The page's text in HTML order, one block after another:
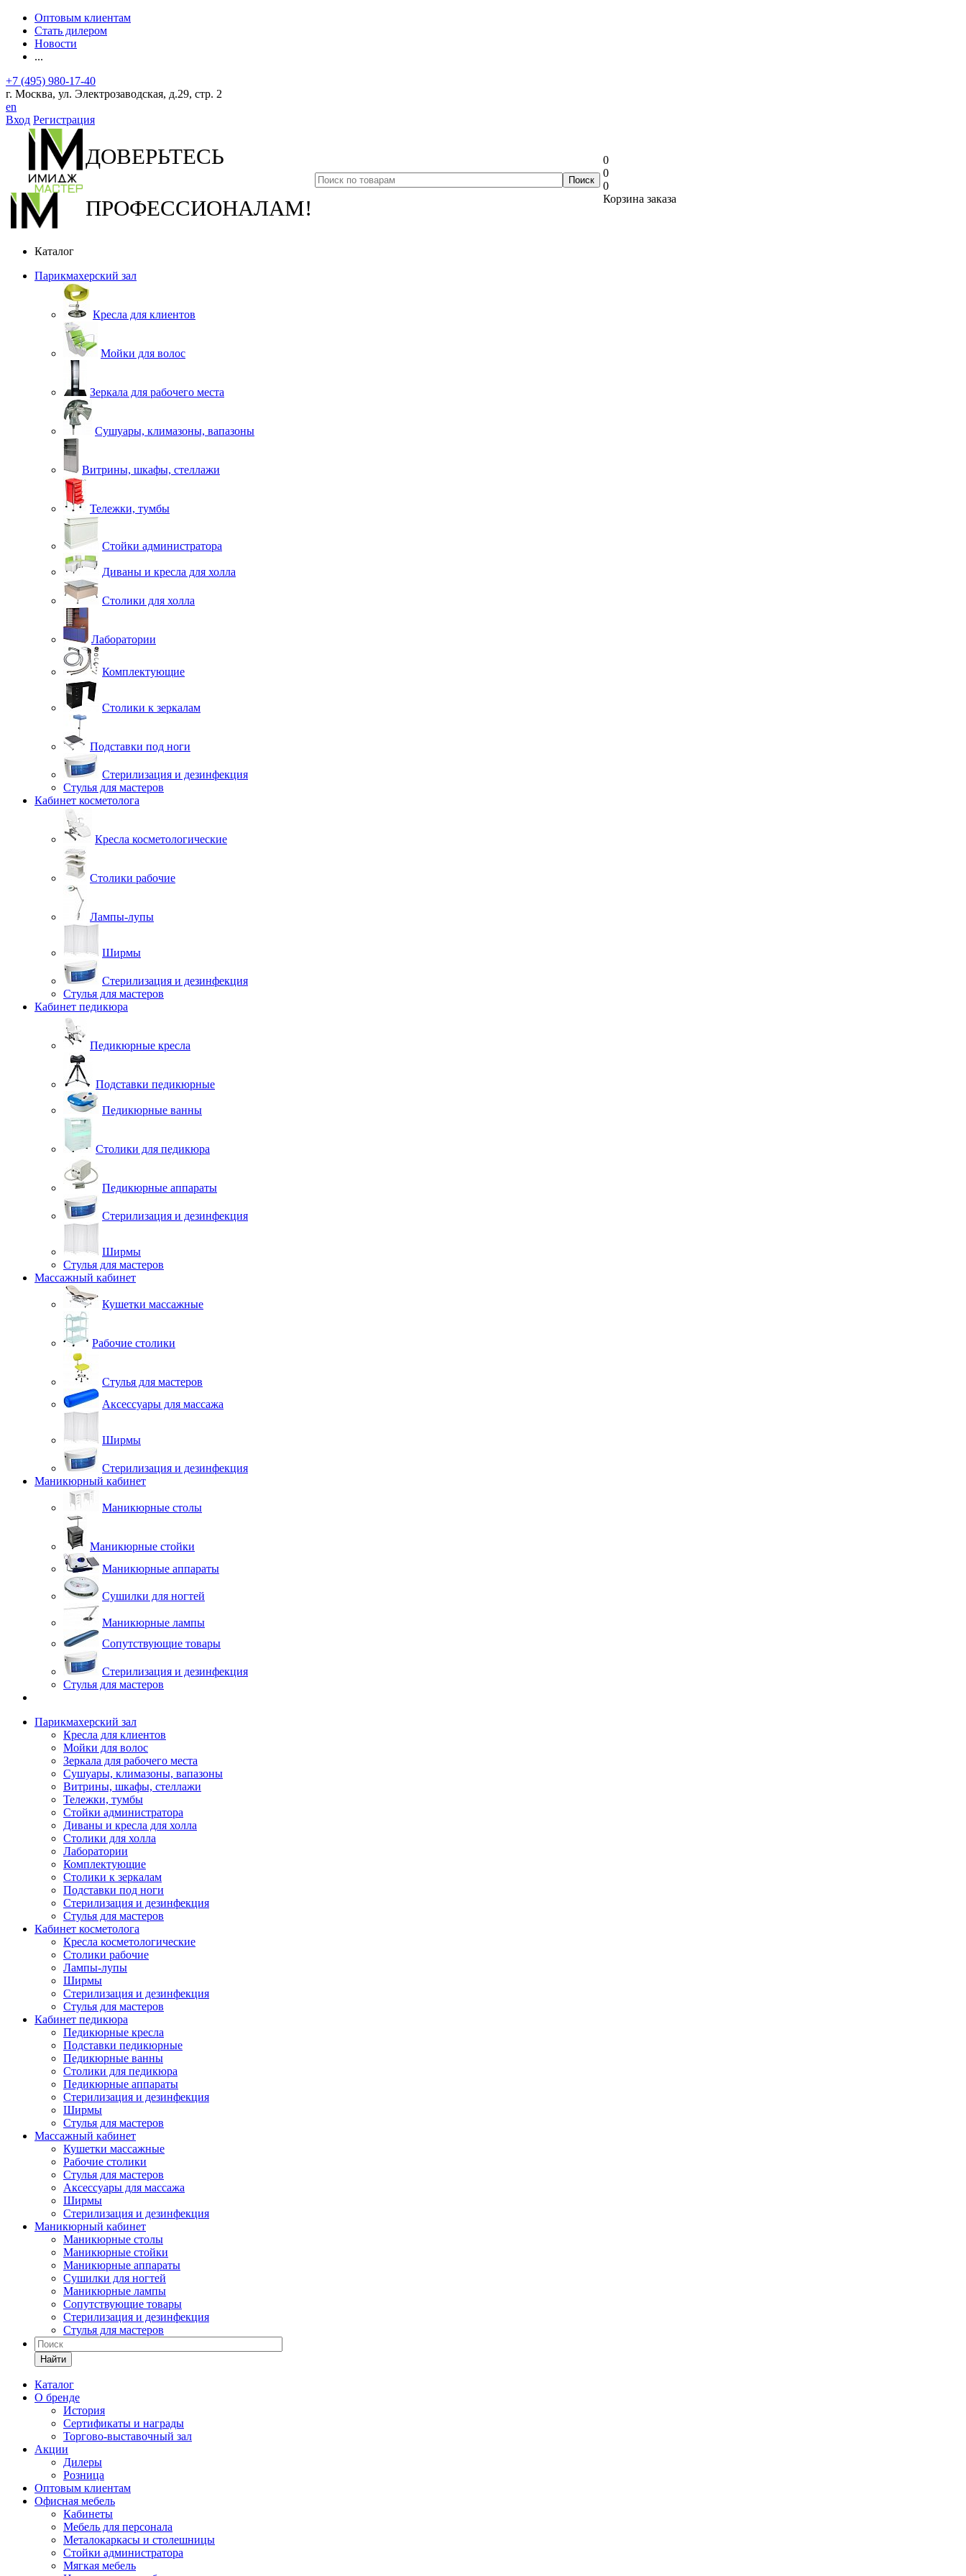
Оптовым клиентам
Стать дилером
Новости
...
+7 (495) 980-17-40
г. Москва, ул. Электрозаводская, д.29, стр. 2
en
Вход Регистрация
ДОВЕРЬТЕСЬ
ПРОФЕССИОНАЛАМ!
0
0
0
Корзина заказа
Каталог
Парикмахерский зал
Кресла для клиентов
Мойки для волос
Зеркала для рабочего места
Сушуары, климазоны, вапазоны
Витрины, шкафы, стеллажи
Тележки, тумбы
Стойки администратора
Диваны и кресла для холла
Столики для холла
Лаборатории
Комплектующие
Столики к зеркалам
Подставки под ноги
Стерилизация и дезинфекция
Стулья для мастеров
Кабинет косметолога
Кресла косметологические
Столики рабочие
Лампы-лупы
Ширмы
Стерилизация и дезинфекция
Стулья для мастеров
Кабинет педикюра
Педикюрные кресла
Подставки педикюрные
Педикюрные ванны
Столики для педикюра
Педикюрные аппараты
Стерилизация и дезинфекция
Ширмы
Стулья для мастеров
Массажный кабинет
Кушетки массажные
Рабочие столики
Стулья для мастеров
Аксессуары для массажа
Ширмы
Стерилизация и дезинфекция
Маникюрный кабинет
Маникюрные столы
Маникюрные стойки
Маникюрные аппараты
Сушилки для ногтей
Маникюрные лампы
Сопутствующие товары
Стерилизация и дезинфекция
Стулья для мастеров
Парикмахерский зал
Кресла для клиентов
Мойки для волос
Зеркала для рабочего места
Сушуары, климазоны, вапазоны
Витрины, шкафы, стеллажи
Тележки, тумбы
Стойки администратора
Диваны и кресла для холла
Столики для холла
Лаборатории
Комплектующие
Столики к зеркалам
Подставки под ноги
Стерилизация и дезинфекция
Стулья для мастеров
Кабинет косметолога
Кресла косметологические
Столики рабочие
Лампы-лупы
Ширмы
Стерилизация и дезинфекция
Стулья для мастеров
Кабинет педикюра
Педикюрные кресла
Подставки педикюрные
Педикюрные ванны
Столики для педикюра
Педикюрные аппараты
Стерилизация и дезинфекция
Ширмы
Стулья для мастеров
Массажный кабинет
Кушетки массажные
Рабочие столики
Стулья для мастеров
Аксессуары для массажа
Ширмы
Стерилизация и дезинфекция
Маникюрный кабинет
Маникюрные столы
Маникюрные стойки
Маникюрные аппараты
Сушилки для ногтей
Маникюрные лампы
Сопутствующие товары
Стерилизация и дезинфекция
Стулья для мастеров
Найти
Каталог
О бренде
История
Сертификаты и награды
Торгово-выставочный зал
Акции
Дилеры
Розница
Оптовым клиентам
Офисная мебель
Кабинеты
Мебель для персонала
Металокаркасы и столешницы
Стойки администратора
Мягкая мебель